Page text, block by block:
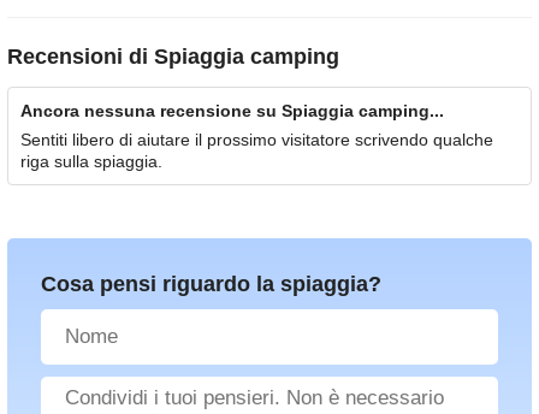
Recensioni di Spiaggia camping
Ancora nessuna recensione su Spiaggia camping...
Sentiti libero di aiutare il prossimo visitatore scrivendo qualche
riga sulla spiaggia.
Cosa pensi riguardo la spiaggia?